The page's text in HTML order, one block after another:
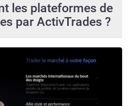
les plateformes de
par ActivTrades ?